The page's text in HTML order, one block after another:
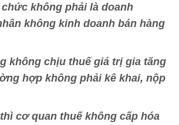
không phải là doanh
không kinh doanh bán hàng
không chịu thuế giá trị gia tăng
hợp không phải kê khai, nộp
cơ quan thuế không cấp hóa